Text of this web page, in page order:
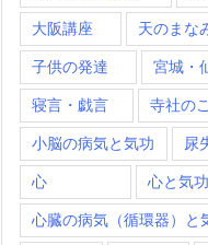
大阪講座 天のまな
子供の発達 宮城・
寝言・戯言 寺社の
小脳の病気と気功 尿
心 心と気功
心臓の病気（循環器）と